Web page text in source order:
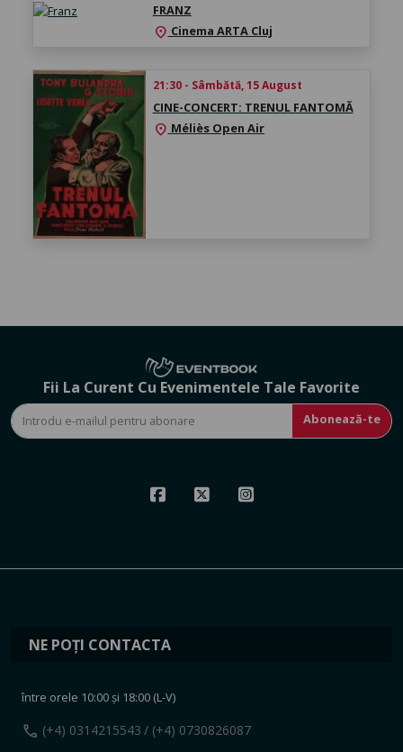
FRANZ
location_on Cinema ARTA Cluj
21:30 - Sâmbătă, 15 August
CINE-CONCERT: TRENUL FANTOMĂ
location_on Méliès Open Air
Fii La Curent Cu Evenimentele Tale Favorite
Abonează-te
NE POȚI CONTACTA
între orele 10:00 și 18:00 (L-V)
call (+4) 0314215543 / (+4) 0730826087